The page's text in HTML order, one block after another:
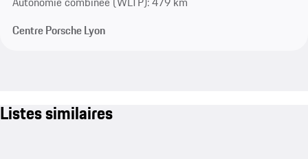
Centre Porsche Lyon
Listes similaires